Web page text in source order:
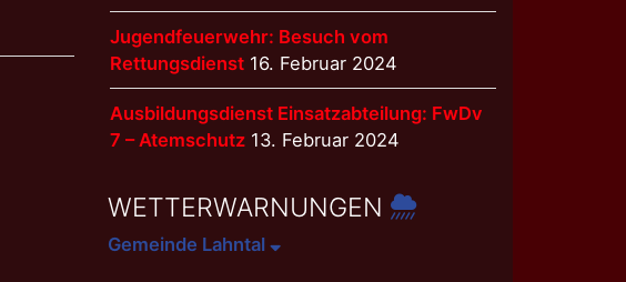
Jugendfeuerwehr: Besuch vom
Rettungsdienst 16. Februar 2024
Ausbildungsdienst Einsatzabteilung: FwDv
7 – Atemschutz 13. Februar 2024
WETTERWARNUNGEN
Gemeinde Lahntal